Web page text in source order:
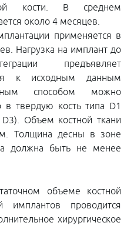
кости. В среднем
около 4 месяцев.
применяется в
Нагрузка на имплант до
предъявляет
к исходным данным
способом можно
в твердую кость типа D1
Объем костной ткани
Толщина десны в зоне
должна быть не менее
объеме костной
имплантов проводится
хирургическое